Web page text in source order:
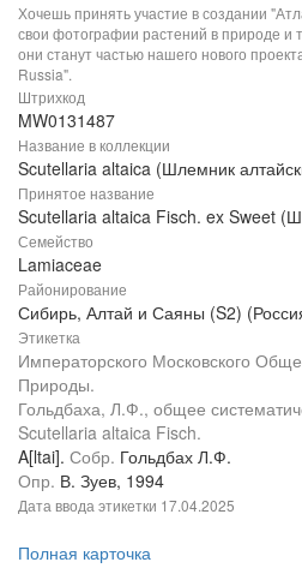
Хочешь принять участие в создании
свои фотографии растений в природе и
они станут частью нашего нового
Russia".
Штрихкод
MW0131487
Название в коллекции
Scutellaria altaica (Шлемник
Принятое название
Scutellaria altaica Fisch. ex Sweet
Семейство
Lamiaceae
Районирование
Сибирь, Алтай и Саяны (S2)
Этикетка
Императорского Московского
Природы.
Гольдбаха, Л.Ф., общее
Scutellaria altaica Fisch.
A[ltai]. Собр. Гольдбах Л.Ф.
Опр. В. Зуев, 1994
Дата ввода этикетки 17.04.2025
Полная карточка